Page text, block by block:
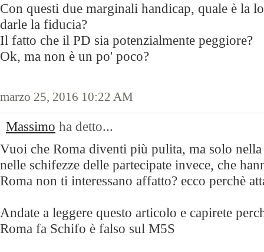
Con questi due marginali handicap, quale è la
darle la fiducia?
Il fatto che il PD sia potenzialmente peggiore?
Ok, ma non è un po' poco?
marzo 25, 2016 10:22 AM
Massimo ha detto...
Vuoi che Roma diventi più pulita, ma solo
nelle schifezze delle partecipate invece, che
Roma non ti interessano affatto? ecco perchè
Andate a leggere questo articolo e capirete
Roma fa Schifo è falso sul M5S